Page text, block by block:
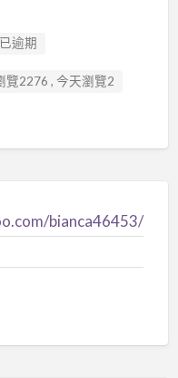
逾期
覽2276 , 今天瀏覽2
bianca46453/